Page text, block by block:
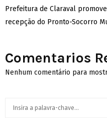
Prefeitura de Claraval
recepção do Pronto-Socorro
Comentarios
Nenhum comentário para